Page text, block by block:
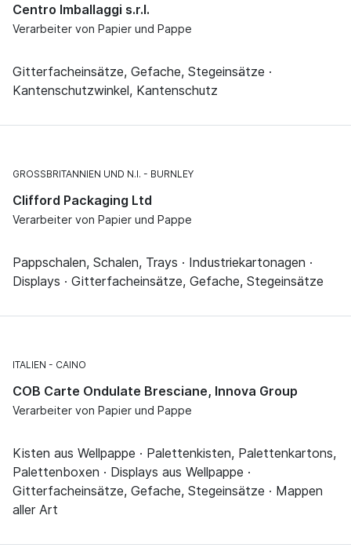
Centro Imballaggi s.r.l.
Verarbeiter von Papier und Pappe
Gitterfacheinsätze, Gefache, Stegeinsätze ·
Kantenschutzwinkel, Kantenschutz
GROSSBRITANNIEN UND N.I. BURNLEY
Clifford Packaging Ltd
Verarbeiter von Papier und Pappe
Pappschalen, Schalen, Trays · Industriekartonagen ·
Displays · Gitterfacheinsätze, Gefache, Stegeinsätze
ITALIEN CAINO
COB Carte Ondulate Bresciane, Innova Group
Verarbeiter von Papier und Pappe
Kisten aus Wellpappe · Palettenkisten, Palettenkartons,
Palettenboxen · Displays aus Wellpappe ·
Gitterfacheinsätze, Gefache, Stegeinsätze · Mappen
aller Art